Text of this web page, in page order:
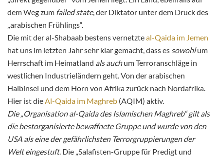
dem Weg zum failed state, der Diktator unter dem Druck des
„arabischen Frühlings“.
Die mit der al-Shabaab bestens vernetzteal-Qaida im Jemen
hat uns im letzten Jahr sehr klar gemacht, dass es sowohlum
Herrschaft im Heimatland als auchum Terroranschläge in
westlichen Industrieländern geht. Von der arabischen
Halbinsel und dem Horn von Afrika zurück nach Nordafrika.
Hier ist dieAl-Qaida im Maghreb (AQIM) aktiv.
Die „Organisation al-Qaida des Islamischen Maghreb“ gilt als
die bestorganisierte bewaffnete Gruppe und wurde von den
USA als eine der gefährlichsten Terrorgruppierungen der
Welt eingestuft. Die „Salafisten-Gruppe für Predigt und